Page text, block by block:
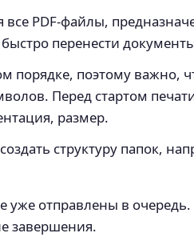
все PDF‑файлы,
перенести
порядке, поэтому важно,
Перед стартом
размер.
структуру папок,
уже отправлены в очередь.
завершения.